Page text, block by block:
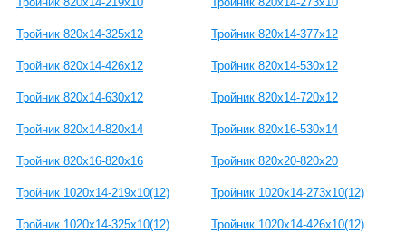
Тройник 820x14-325x12 Тройник 820x14-377x12
Тройник 820x14-426x12 Тройник 820x14-530x12
Тройник 820x14-630x12 Тройник 820x14-720x12
Тройник 820x14-820х14 Тройник 820x16-530x14
Тройник 820x16-820х16 Тройник 820x20-820х20
Тройник 1020x14-219x10(12) Тройник 1020x14-273x10(12)
Тройник 1020x14-325x10(12) Тройник 1020x14-426x10(12)